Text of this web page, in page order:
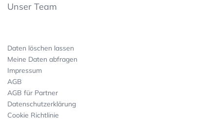
Unser Team
Daten löschen lassen
Meine Daten abfragen
Impressum
AGB
AGB für Partner
Datenschutzerklärung
Cookie Richtlinie